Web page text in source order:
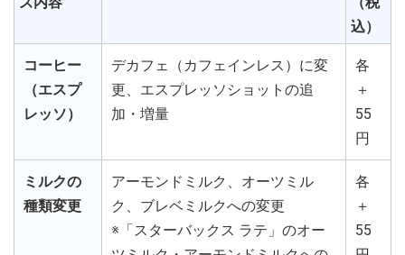
込）
コーヒー
（エスプ
レッソ）
デカフェ（カフェインレス）に変
更、エスプレッソショットの追
加・増量
各
＋
55
円
ミルクの
種類変更
アーモンドミルク、オーツミル
ク、ブレベミルクへの変更
※「スターバックス ラテ」のオー
各
＋
55